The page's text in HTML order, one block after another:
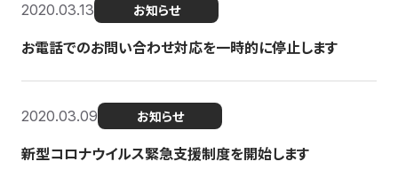
2020.03.13 お知らせ
お電話でのお問い合わせ対応を一時的に停止します
2020.03.09 お知らせ
新型コロナウイルス緊急支援制度を開始します